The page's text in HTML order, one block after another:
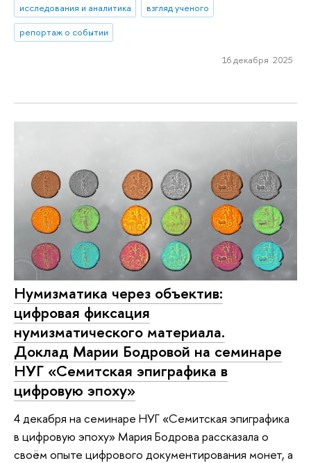
исследования и аналитика
взгляд ученого
репортаж о событии
16 декабря 2025
Нумизматика через объектив:
цифровая фиксация
нумизматического материала.
Доклад Марии Бодровой на семинаре
НУГ «Семитская эпиграфика в
цифровую эпоху»
4 декабря на семинаре НУГ «Семитская эпиграфика
в цифровую эпоху» Мария Бодрова рассказала о
своём опыте цифрового документирования монет, а